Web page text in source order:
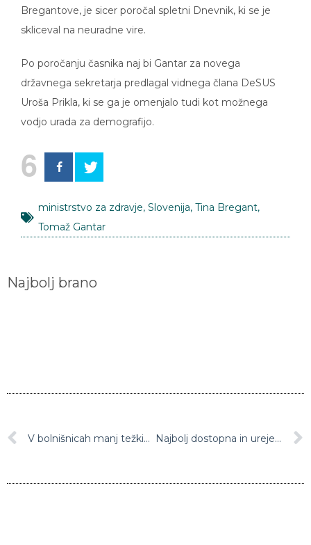
Bregantove, je sicer poročal spletni Dnevnik, ki se je
skliceval na neuradne vire.
Po poročanju časnika naj bi Gantar za novega
državnega sekretarja predlagal vidnega člana DeSUS
Uroša Prikla, ki se ga je omenjalo tudi kot možnega
vodjo urada za demografijo.
6
ministrstvo za zdravje, Slovenija, Tina Bregant,
Tomaž Gantar
Najbolj brano
V bolnišnicah manj težkih covidnih bolnikov, prav tako manj kršitev protikoronskih ukrepov Najbolj dostopna in urejena javna stranišča so v Ljubljani in Krškem, najslabša pa v Novi Gorici in Laškem